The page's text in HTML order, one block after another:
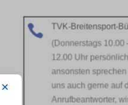

TVK-Breitensport-
12.00 Uhr
ansonsten
uns auch gerne auf
Anrufbeantworter,
×